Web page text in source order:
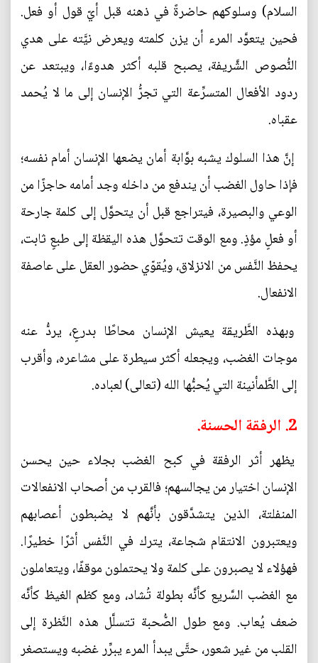
السلام) وسلوكهم حاضرةً في ذهنه قبل أيّ قول أو فعل.
فحين يتعوَّد المرء أن يزن كلمته ويعرض نيَّته على هدي
النُّصوص الشَّريفة، يصبح قلبه أكثر هدوءًا، ويبتعد عن
ردود الأفعال المتسرِّعة التي تجرُّ الإنسان إلى ما لا يُحمد
عقباه.
إنَّ هذا السلوك يشبه بوَّابة أمان يضعها الإنسان أمام نفسه؛
فإذا حاول الغضب أن يندفع من داخله وجد أمامه حاجزًا من
الوعي والبصيرة، فيتراجع قبل أن يتحوَّل إلى كلمة جارحة
أو فعلٍ مؤذٍ. ومع الوقت تتحوَّل هذه اليقظة إلى طبعٍ ثابت،
يحفظ النَّفس من الانزلاق، ويُقوّي حضور العقل على عاصفة
الانفعال.
وبهذه الطَّريقة يعيش الإنسان محاطًا بدرعٍ، يردُّ عنه
موجات الغضب، ويجعله أكثر سيطرة على مشاعره، وأقرب
إلى الطَّمأنينة التي يُحبُّها الله (تعالى) لعباده.
2. الرفقة الحسنة.
يظهر أثر الرفقة في كبح الغضب بجلاء حين يحسن
الإنسان اختيار من يجالسهم؛ فالقرب من أصحاب الانفعالات
المنفلتة، الذين يتشدَّقون بأنَّهم لا يضبطون أعصابهم
ويعتبرون الانتقام شجاعة، يترك في النَّفس أثرًا خطيرًا.
فهؤلاء لا يصبرون على كلمة ولا يحتملون موقفًا، ويتعاملون
مع الغضب السَّريع كأنَّه بطولة تُشاد، ومع كظم الغيظ كأنَّه
ضعف يُعاب. ومع طول الصُّحبة تتسلَّل هذه النَّظرة إلى
القلب من غير شعور، حتَّى يبدأ المرء يبرِّر غضبه ويستصغر